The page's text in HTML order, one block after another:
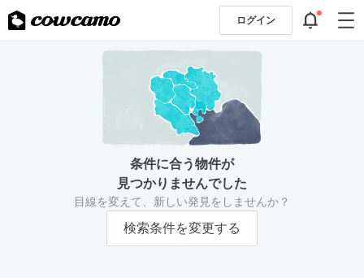
ログイン
条件に合う物件が
見つかりませんでした
目線を変えて、新しい発見をしませんか？
検索条件を変更する